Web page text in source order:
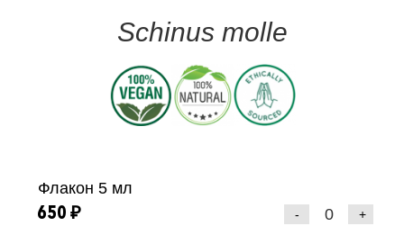
Schinus molle
Флакон 5 мл
650 ₽
- +